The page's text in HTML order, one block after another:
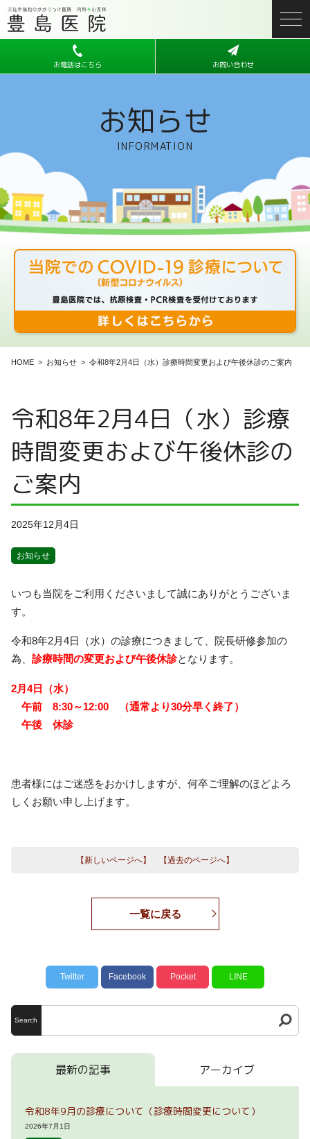
お電話はこちら お問い合わせ
お知らせ
INFORMATION
HOME お知らせ 令和8年2月4日（水）診療時間変更および午後休診のご案内
令和8年2月4日（水）診療
時間変更および午後休診の
ご案内
2025年12月4日
お知らせ
いつも当院をご利用くださいまして誠にありがとうございま
す。
令和8年2月4日（水）の診療につきまして、院長研修参加の
為、 診療時間の変更および午後休診となります。
2月4日（水）
午前 8:30～12:00 （通常より30分早く終了）
午後 休診
患者様にはご迷惑をおかけしますが、何卒ご理解のほどよろ
しくお願い申し上げます。
【新しいページへ】 【過去のページへ】
一覧に戻る
Twitter Facebook Pocket LINE
Search
最新の記事 アーカイブ
令和8年9月の診療について（診療時間変更について）
2026年7月1日